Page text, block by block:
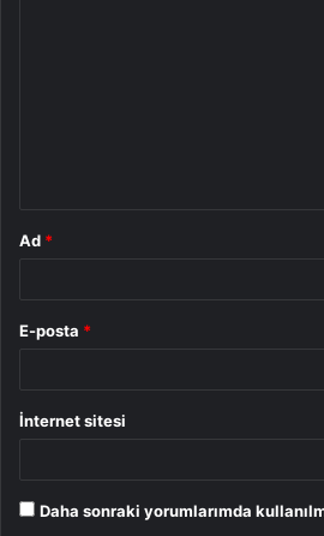
Ad *
E-posta *
İnternet sitesi
Daha sonraki yorumlarımda